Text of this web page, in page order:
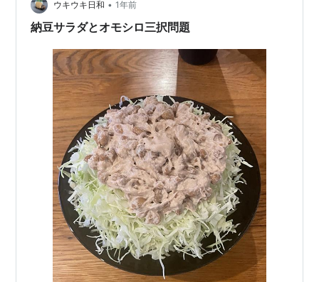
ウキウキ日和 • 1年前
納豆サラダとオモシロ三択問題